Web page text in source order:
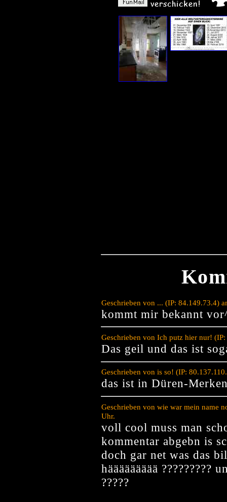
Geschrieben von ... (IP: 84.149.73.4)
kommt mir bekannt
Geschrieben von Ich putz hier nur!
Das geil und das ist
Geschrieben von is so! (IP:
das ist in Düren-
Geschrieben von wie war mein name
Uhr.
voll cool muss man
kommentar abgebn is
doch gar net was das
häääääääää ?????????
?????